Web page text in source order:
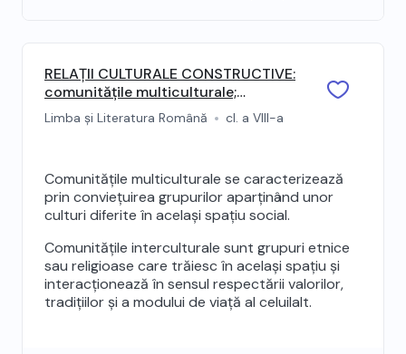
RELAȚII CULTURALE CONSTRUCTIVE:
comunitățile multiculturale;
comunități interculturale; relații
culturale constructive
Limba și Literatura Română cl. a VIII-a
Comunitățile multiculturale se caracterizează
prin conviețuirea grupurilor aparținând unor
culturi diferite în același spațiu social.
Comunitățile interculturale sunt grupuri etnice
sau religioase care trăiesc în același spațiu și
interacționează în sensul respectării valorilor,
tradițiilor și a modului de viață al celuilalt.